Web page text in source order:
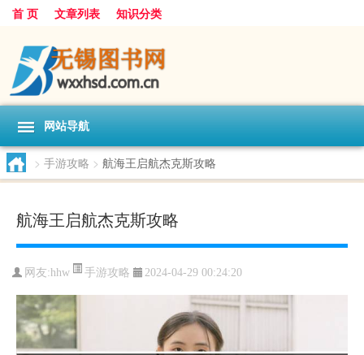
首 页 文章列表 知识分类
网站导航
> 手游攻略 > 航海王启航杰克斯攻略
航海王启航杰克斯攻略
网友:hhw 手游攻略 2024-04-29 00:24:20